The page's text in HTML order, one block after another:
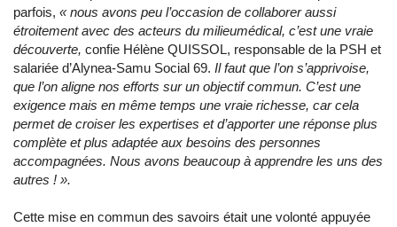
parfois, « nous avons peu l’occasion de collaborer aussi
étroitement avec des acteurs du milieumédical, c’est une vraie
découverte, confie Hélène QUISSOL, responsable de la PSH et
salariée d’Alynea-Samu Social 69. Il faut que l’on s’apprivoise,
que l’on aligne nos efforts sur un objectif commun. C’est une
exigence mais en même temps une vraie richesse, car cela
permet de croiser les expertises et d’apporter une réponse plus
complète et plus adaptée aux besoins des personnes
accompagnées. Nous avons beaucoup à apprendre les uns des
autres ! ».
Cette mise en commun des savoirs était une volonté appuyée